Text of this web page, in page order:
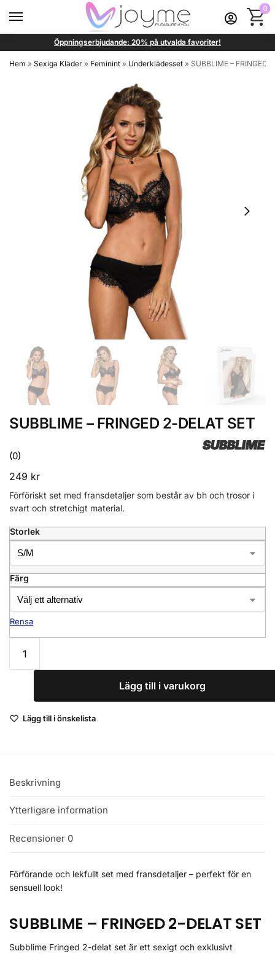
0
Öppningserbjudande: 20% på utvalda favoriter!
Hem » Sexiga Kläder » Feminint » Underklädesset » SUBBLIME – FRINGED
SUBBLIME – FRINGED 2-DELAT SET
SUBBLIME
(0)
249 kr
Förföriskt set med fransdetaljer som består av bh och trosor i
svart och stretchigt material.
Storlek
Färg
Rensa
Lägg till i varukorg
Lägg till i önskelista
Beskrivning
Ytterligare information
Recensioner 0
Förförande och lekfullt set med fransdetaljer – perfekt för en
sensuell look!
SUBBLIME – FRINGED 2-DELAT SET
Subblime Fringed 2-delat set är ett sexigt och exklusivt